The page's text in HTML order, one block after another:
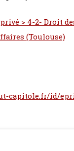
> 4-2- Droit
(Toulouse)
capitole.fr/id/